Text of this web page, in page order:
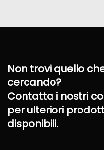
Non trovi quello
cercando?
Contatta i nostri
per ulteriori
disponibili.